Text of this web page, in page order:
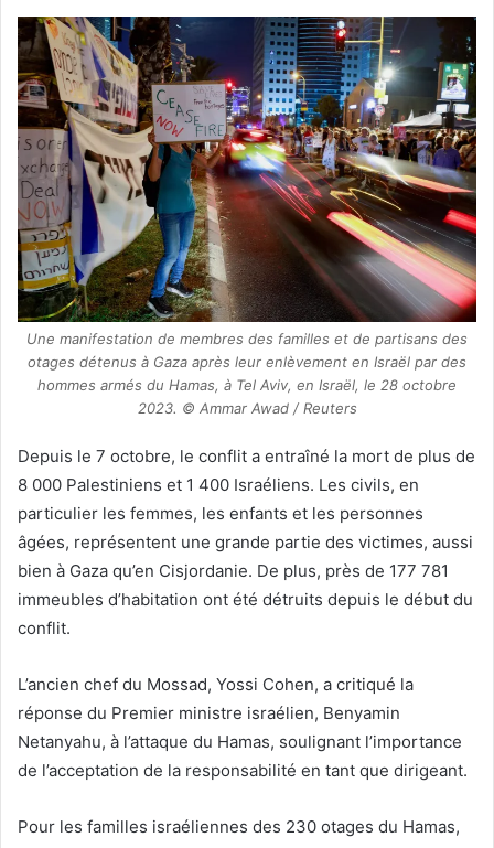
Une manifestation de membres des familles et de partisans des
otages détenus à Gaza après leur enlèvement en Israël par des
hommes armés du Hamas, à Tel Aviv, en Israël, le 28 octobre
2023. © Ammar Awad / Reuters
Depuis le 7 octobre, le conflit a entraîné la mort de plus de
8 000 Palestiniens et 1 400 Israéliens. Les civils, en
particulier les femmes, les enfants et les personnes
âgées, représentent une grande partie des victimes, aussi
bien à Gaza qu’en Cisjordanie. De plus, près de 177 781
immeubles d’habitation ont été détruits depuis le début du
conflit.
L’ancien chef du Mossad, Yossi Cohen, a critiqué la
réponse du Premier ministre israélien, Benyamin
Netanyahu, à l’attaque du Hamas, soulignant l’importance
de l’acceptation de la responsabilité en tant que dirigeant.
Pour les familles israéliennes des 230 otages du Hamas,